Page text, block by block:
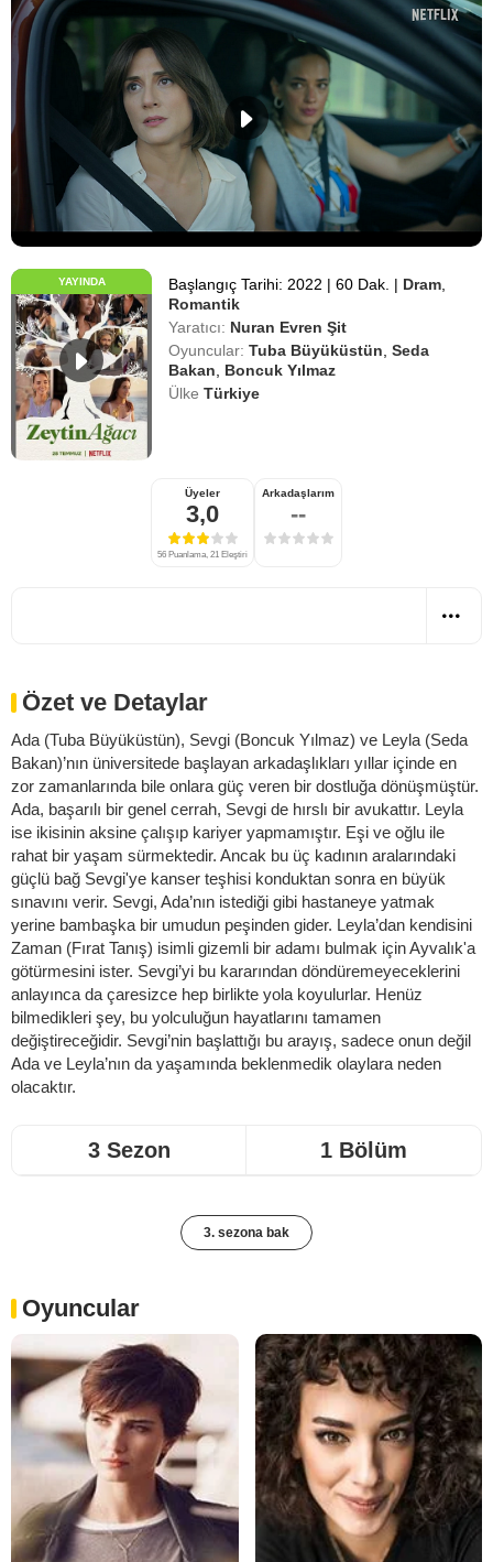
YAYINDA Başlangıç Tarihi: 2022 | 60 Dak. | Dram
Romantik
Yaratıcı: Nuran Evren Şit
Oyuncular: Tuba Büyüküstün ,Seda
Bakan
Boncuk Yılmaz
Ülke Türkiye
Üyeler
3,0
56 Puanlama, 21 Eleştiri
Arkadaşlarım
--
Özet ve Detaylar
Ada (Tuba Büyüküstün), Sevgi (Boncuk Yılmaz) ve Leyla (Seda
Bakan)’nın üniversitede başlayan arkadaşlıkları yıllar içinde en
zor zamanlarında bile onlara güç veren bir dostluğa dönüşmüştür.
Ada, başarılı bir genel cerrah, Sevgi de hırslı bir avukattır. Leyla
ise ikisinin aksine çalışıp kariyer yapmamıştır. Eşi ve oğlu ile
rahat bir yaşam sürmektedir. Ancak bu üç kadının aralarındaki
güçlü bağ Sevgi'ye kanser teşhisi konduktan sonra en büyük
sınavını verir. Sevgi, Ada’nın istediği gibi hastaneye yatmak
yerine bambaşka bir umudun peşinden gider. Leyla’dan kendisini
Zaman (Fırat Tanış) isimli gizemli bir adamı bulmak için Ayvalık'a
götürmesini ister. Sevgi’yi bu kararından döndüremeyeceklerini
anlayınca da çaresizce hep birlikte yola koyulurlar. Henüz
bilmedikleri şey, bu yolculuğun hayatlarını tamamen
değiştireceğidir. Sevgi’nin başlattığı bu arayış, sadece onun değil
Ada ve Leyla’nın da yaşamında beklenmedik olaylara neden
olacaktır.
3 Sezon 1 Bölüm
3. sezona bak
Oyuncular